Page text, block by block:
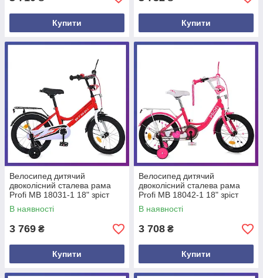
Купити Купити
Велосипед дитячий
двоколісний сталева рама
Profi MB 18031-1 18" зріст
110-130 см вік 5 до 8 років
Червоний
В наявності
3 769 ₴
Купити
Велосипед дитячий
двоколісний сталева рама
Profi MB 18042-1 18" зріст
110-130 см вік 5 до 8 років
Рожевий
В наявності
3 708 ₴
Купити